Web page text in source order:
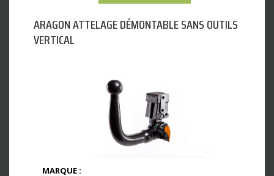
ARAGON ATTELAGE DÉMONTABLE SANS OUTILS
VERTICAL
MARQUE :